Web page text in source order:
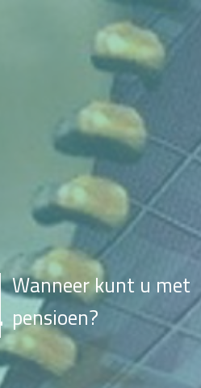
Wanneer kunt u met
pensioen?